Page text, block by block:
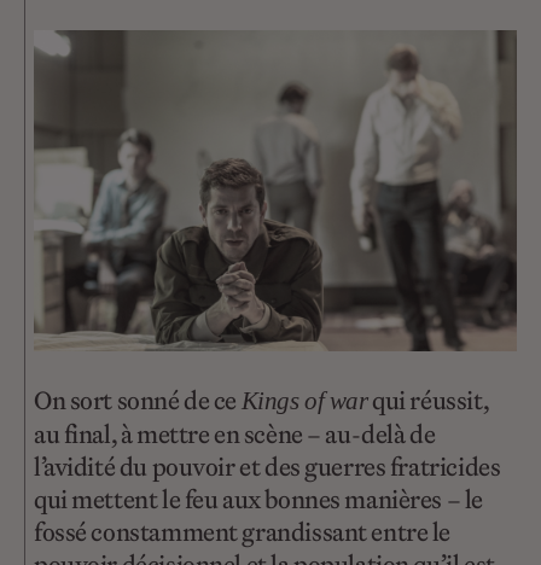
On sort sonné de ce Kings of warqui réussit,
au final, à mettre en scène – au-delà de
l’avidité du pouvoir et des guerres fratricides
qui mettent le feu aux bonnes manières – le
fossé constamment grandissant entre le